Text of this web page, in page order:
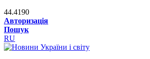
44.4190
Авторизація
Пошук
RU